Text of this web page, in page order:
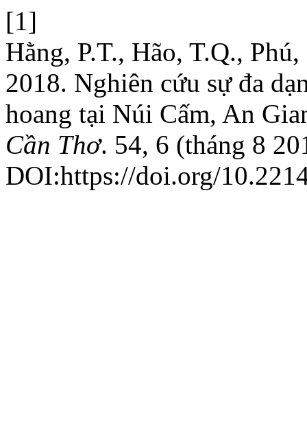
[1]
Hằng, P.T., Hão, T.Q.,
2018. Nghiên cứu sự đa
hoang tại Núi Cấm, An
Cần Thơ. 54, 6 (tháng 8
DOI:https://doi.org/